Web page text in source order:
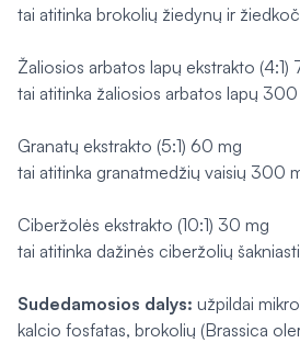
tai atitinka brokolių žiedynų ir
Žaliosios arbatos lapų ekstrakto (4:1)
tai atitinka žaliosios arbatos lapų
Granatų ekstrakto (5:1) 60 mg
tai atitinka granatmedžių vaisių 300
Ciberžolės ekstrakto (10:1) 30 mg
tai atitinka dažinės ciberžolių
Sudedamosios dalys: užpildai
kalcio fosfatas, brokolių (Brassica